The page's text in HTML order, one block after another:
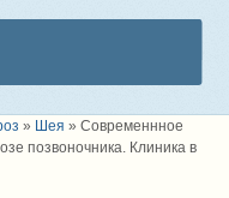
» Шея » Современнное
позвоночника. Клиника в